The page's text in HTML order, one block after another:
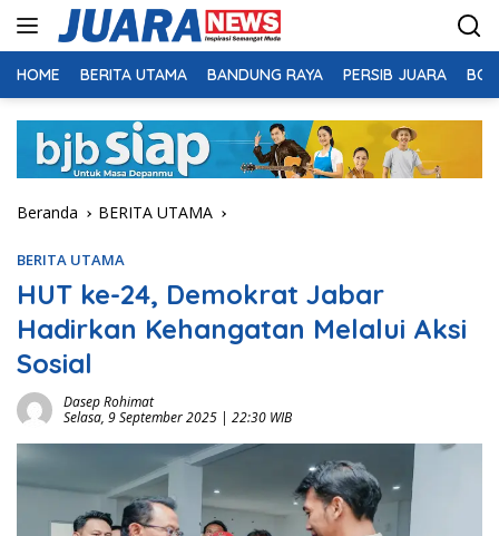
HOME BERITA UTAMA BANDUNG RAYA PERSIB JUARA
Beranda BERITA UTAMA
BERITA UTAMA
HUT ke-24, Demokrat Jabar
Hadirkan Kehangatan Melalui Aksi
Sosial
Dasep Rohimat
Selasa, 9 September 2025 | 22:30 WIB